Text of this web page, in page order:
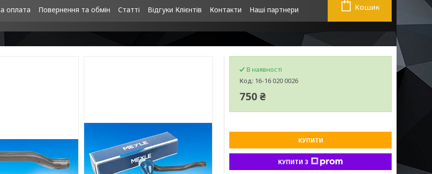
оплата Повернення та обмін Статті Відгуки Клієнтів Контакти Наші партнери Кошик
В наявності
Код: 16-16 020 0026
750 ₴
КУПИТИ
КУПИТИ З